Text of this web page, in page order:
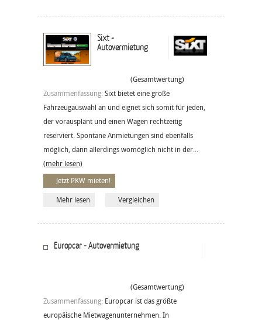
Sixt -
Autovermietung
(Gesamtwertung)
Zusammenfassung: Sixt bietet eine große
Fahrzeugauswahl an und eignet sich somit für jeden,
der vorausplant und einen Wagen rechtzeitig
reserviert. Spontane Anmietungen sind ebenfalls
möglich, dann allerdings womöglich nicht in der...
(mehr lesen)
Jetzt PKW mieten!
Mehr lesen Vergleichen
Europcar - Autovermietung
(Gesamtwertung)
Zusammenfassung: Europcar ist das größte
europäische Mietwagenunternehmen. In